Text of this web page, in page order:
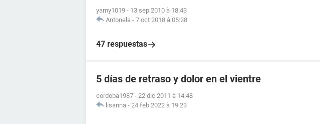
yamy1019 - 13 sep 2010 à 18:43
Antonela - 7 oct 2018 à 05:28
47 respuestas
5 días de retraso y dolor en el vientre
cordoba1987 - 22 dic 2011 à 14:48
lisanna - 24 feb 2022 à 19:23